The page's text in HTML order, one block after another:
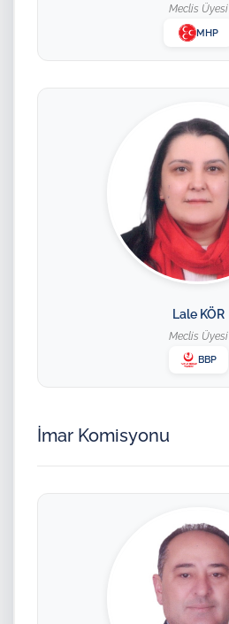
Meclis Üyesi
MHP
Lale KÖR
Meclis Üyesi
BBP
İmar Komisyonu